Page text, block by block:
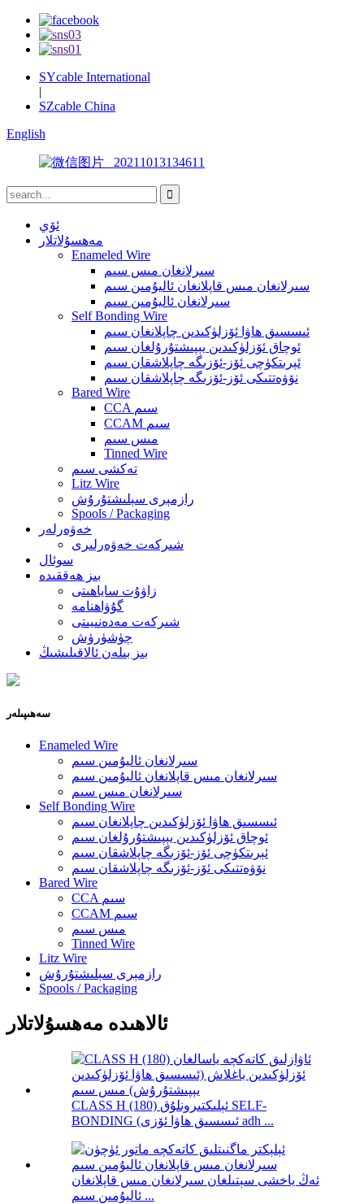
SYcable International
|
SZcable China
English
ئۆي
مەھسۇلاتلار
Enameled Wire
سىرلانغان مىس سىم
سىرلانغان مىس قاپلانغان ئاليۇمىن سىم
سىرلانغان ئاليۇمىن سىم
Self Bonding Wire
ئىسسىق ھاۋا ئۆزلۈكىدىن چاپلانغان سىم
ئوچاق ئۆزلۈكىدىن يېپىشتۇرۇلغان سىم
ئېرىتكۈچى ئۆز-ئۆزىگە چاپلاشقان سىم
نۆۋەتتىكى ئۆز-ئۆزىگە چاپلاشقان سىم
Bared Wire
CCA سىم
CCAM سىم
مىس سىم
Tinned Wire
تەكشى سىم
Litz Wire
رازمېرى سېلىشتۇرۇش
Spools / Packaging
خەۋەرلەر
شىركەت خەۋەرلىرى
سوئال
بىز ھەققىدە
زاۋۇت ساياھىتى
گۇۋاھنامە
شىركەت مەدەنىيىتى
چۈشۈرۈش
بىز بىلەن ئالاقىلىشىڭ
سەھىپىلەر
Enameled Wire
سىرلانغان ئاليۇمىن سىم
سىرلانغان مىس قاپلانغان ئاليۇمىن سىم
سىرلانغان مىس سىم
Self Bonding Wire
ئىسسىق ھاۋا ئۆزلۈكىدىن چاپلانغان سىم
ئوچاق ئۆزلۈكىدىن يېپىشتۇرۇلغان سىم
ئېرىتكۈچى ئۆز-ئۆزىگە چاپلاشقان سىم
نۆۋەتتىكى ئۆز-ئۆزىگە چاپلاشقان سىم
Bared Wire
CCA سىم
CCAM سىم
مىس سىم
Tinned Wire
Litz Wire
رازمېرى سېلىشتۇرۇش
Spools / Packaging
ئالاھىدە مەھسۇلاتلار
CLASS H (180) ئېلىكتىرونلۇق SELF-
BONDING (ئىسسىق ھاۋا ئۆزى adh ...
ئەڭ ياخشى سېتىلغان سىرلانغان مىس قاپلانغان
ئاليۇمىن سىم ...